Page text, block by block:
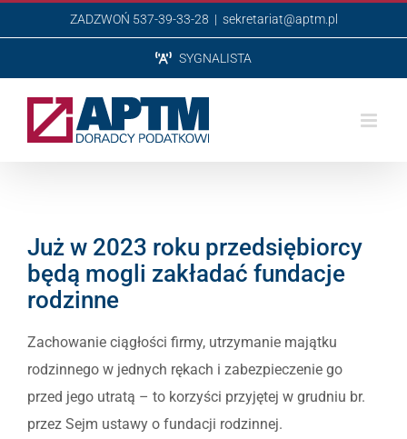
do
ZADZWOŃ 537-39-33-28 | sekretariat@aptm.pl
SYGNALISTA
Już w 2023 roku przedsiębiorcy
będą mogli zakładać fundacje
rodzinne
Zachowanie ciągłości firmy, utrzymanie majątku
rodzinnego w jednych rękach i zabezpieczenie go
przed jego utratą – to korzyści przyjętej w grudniu br.
przez Sejm ustawy o fundacji rodzinnej.